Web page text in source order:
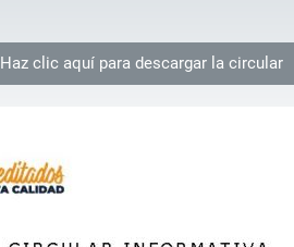
Haz clic aquí para descargar la circular